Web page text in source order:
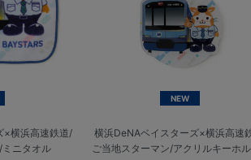
×横浜高速鉄道/
ニタオル
NEW
横浜DeNAベイスターズ×横浜高速
ご当地スターマン/アクリルキーホ